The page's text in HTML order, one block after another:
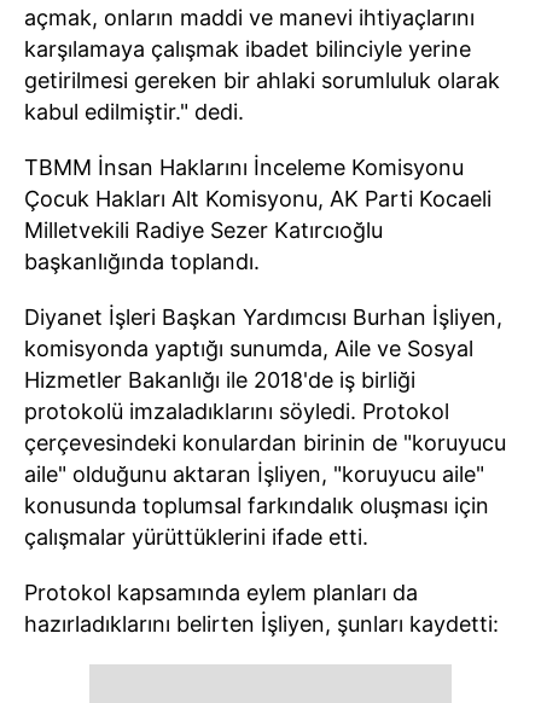
açmak, onların maddi ve manevi ihtiyaçlarını
karşılamaya çalışmak ibadet bilinciyle yerine
getirilmesi gereken bir ahlaki sorumluluk olarak
kabul edilmiştir." dedi.
TBMM İnsan Haklarını İnceleme Komisyonu
Çocuk Hakları Alt Komisyonu, AK Parti Kocaeli
Milletvekili Radiye Sezer Katırcıoğlu
başkanlığında toplandı.
Diyanet İşleri Başkan Yardımcısı Burhan İşliyen,
komisyonda yaptığı sunumda, Aile ve Sosyal
Hizmetler Bakanlığı ile 2018'de iş birliği
protokolü imzaladıklarını söyledi. Protokol
çerçevesindeki konulardan birinin de "koruyucu
aile" olduğunu aktaran İşliyen, "koruyucu aile"
konusunda toplumsal farkındalık oluşması için
çalışmalar yürüttüklerini ifade etti.
Protokol kapsamında eylem planları da
hazırladıklarını belirten İşliyen, şunları kaydetti: